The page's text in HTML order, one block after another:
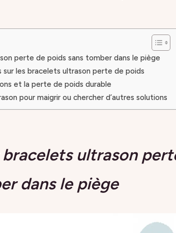
perte de poids sans tomber dans le piège
les bracelets ultrason perte de poids
et la perte de poids durable
pour maigrir ou chercher d’autres solutions
ultrason
dans le piège